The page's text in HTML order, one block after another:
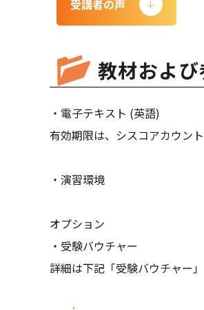
受講者の声
教材およ
・電子テキスト (英語)
有効期限は、シスコアカウン
・演習環境
オプション
・受験バウチャー
詳細は下記「受験バウチャー